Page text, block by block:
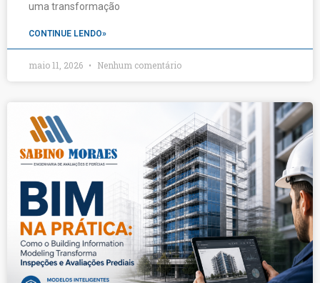
uma transformação
CONTINUE LENDO»
maio 11, 2026 Nenhum comentário